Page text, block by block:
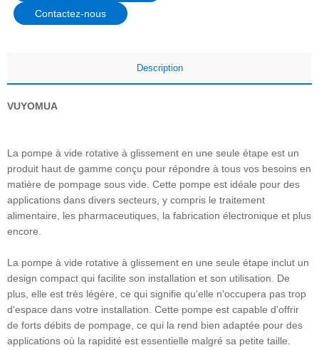
Contactez-nous
Description
VUYOMUA
La pompe à vide rotative à glissement en une seule étape est un
produit haut de gamme conçu pour répondre à tous vos besoins en
matière de pompage sous vide. Cette pompe est idéale pour des
applications dans divers secteurs, y compris le traitement
alimentaire, les pharmaceutiques, la fabrication électronique et plus
encore.
La pompe à vide rotative à glissement en une seule étape inclut un
design compact qui facilite son installation et son utilisation. De
plus, elle est très légère, ce qui signifie qu'elle n'occupera pas trop
d'espace dans votre installation. Cette pompe est capable d'offrir
de forts débits de pompage, ce qui la rend bien adaptée pour des
applications où la rapidité est essentielle malgré sa petite taille.